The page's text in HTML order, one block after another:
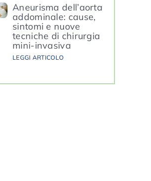
Aneurisma dell’aorta
addominale: cause,
sintomi e nuove
tecniche di chirurgia
mini-invasiva
LEGGI ARTICOLO